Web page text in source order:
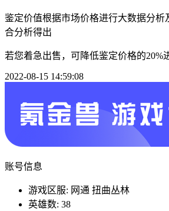
鉴定价值根据市场价格进行大数据分析
合分析得出
若您着急出售，可降低鉴定价格的20%
2022-08-15 14:59:08
账号信息
游戏区服: 网通 扭曲丛林
英雄数: 38